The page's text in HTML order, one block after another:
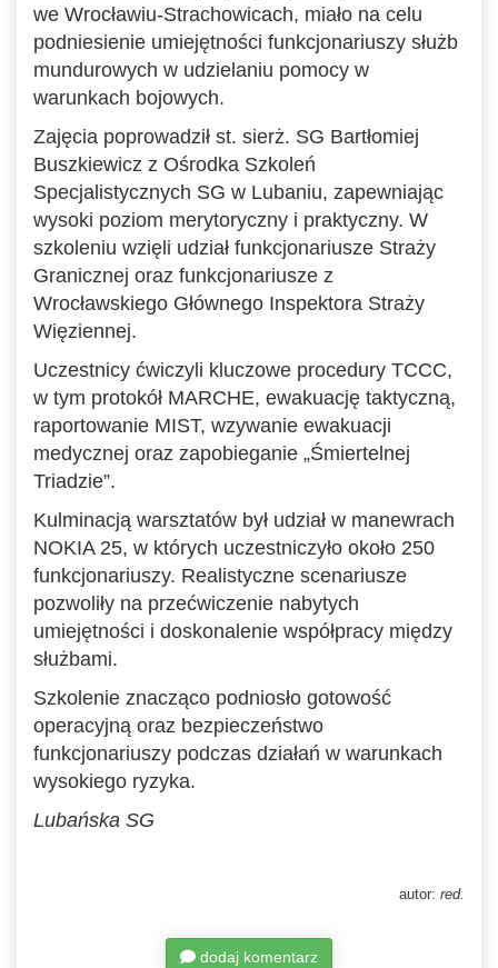
we Wrocławiu-Strachowicach, miało na celu
podniesienie umiejętności funkcjonariuszy służb
mundurowych w udzielaniu pomocy w
warunkach bojowych.
Zajęcia poprowadził st. sierż. SG Bartłomiej
Buszkiewicz z Ośrodka Szkoleń
Specjalistycznych SG w Lubaniu, zapewniając
wysoki poziom merytoryczny i praktyczny. W
szkoleniu wzięli udział funkcjonariusze Straży
Granicznej oraz funkcjonariusze z
Wrocławskiego Głównego Inspektora Straży
Więziennej.
Uczestnicy ćwiczyli kluczowe procedury TCCC,
w tym protokół MARCHE, ewakuację taktyczną,
raportowanie MIST, wzywanie ewakuacji
medycznej oraz zapobieganie „Śmiertelnej
Triadzie”.
Kulminacją warsztatów był udział w manewrach
NOKIA 25, w których uczestniczyło około 250
funkcjonariuszy. Realistyczne scenariusze
pozwoliły na przećwiczenie nabytych
umiejętności i doskonalenie współpracy między
służbami.
Szkolenie znacząco podniosło gotowość
operacyjną oraz bezpieczeństwo
funkcjonariuszy podczas działań w warunkach
wysokiego ryzyka.
Lubańska SG
autor: red.
dodaj komentarz